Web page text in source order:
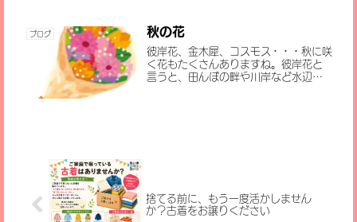
もちゃんと定義があることを今...
ブログ 秋の花
彼岸花、金木犀、コスモス・・・秋に咲
く花もたくさんありますね。彼岸花と
言うと、田んぼの畔や川岸など水辺の
捨てる前に、もう一度活かしません
か？古着をお譲りください